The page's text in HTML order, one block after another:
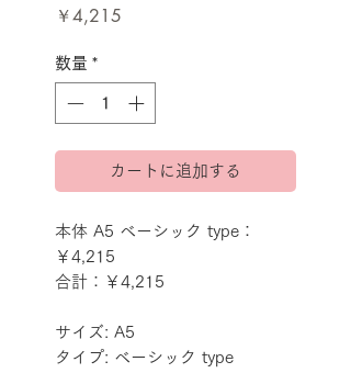
￥4,215
数量 *
カートに追加する
本体 A5 ベーシック type：
￥4,215
合計：￥4,215
サイズ: A5
タイプ: ベーシック type